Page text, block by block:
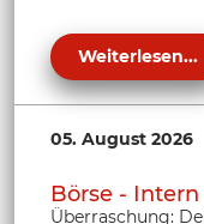
Weiterlesen...
05. August 2026
Börse - Intern
Überraschung: